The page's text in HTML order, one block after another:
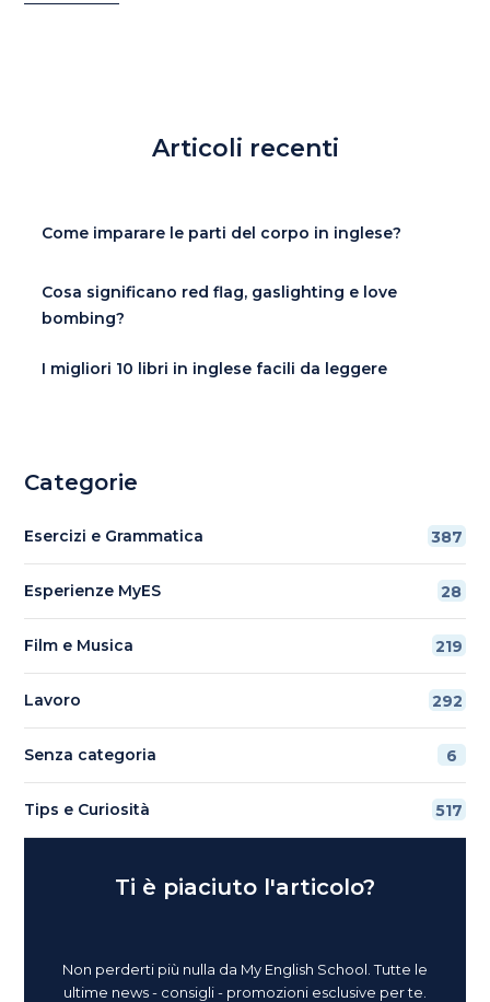
Articoli recenti
Come imparare le parti del corpo in inglese?
Cosa significano red flag, gaslighting e love
bombing?
I migliori 10 libri in inglese facili da leggere
Categorie
Esercizi e Grammatica 387
Esperienze MyES 28
Film e Musica 219
Lavoro 292
Senza categoria 6
Tips e Curiosità 517
Ti è piaciuto l'articolo?
Non perderti più nulla da My English School. Tutte le
ultime news - consigli - promozioni esclusive per te.